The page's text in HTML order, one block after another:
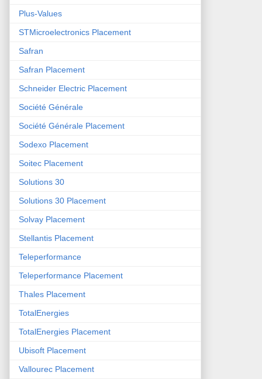
Plus-Values
STMicroelectronics Placement
Safran
Safran Placement
Schneider Electric Placement
Société Générale
Société Générale Placement
Sodexo Placement
Soitec Placement
Solutions 30
Solutions 30 Placement
Solvay Placement
Stellantis Placement
Teleperformance
Teleperformance Placement
Thales Placement
TotalEnergies
TotalEnergies Placement
Ubisoft Placement
Vallourec Placement